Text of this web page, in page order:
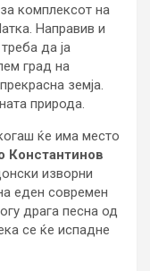
комплексот на
Направив и
да ја
град на
земја.
природа.
ќе има место
Константинов
изворни
еден современ
драга песна од
се ќе испадне